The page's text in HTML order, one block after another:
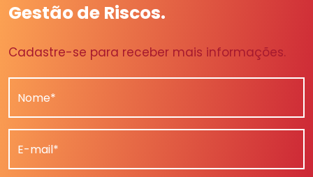
Gestão de Riscos.
Cadastre-se para receber mais informações.
Nome*
E-mail*